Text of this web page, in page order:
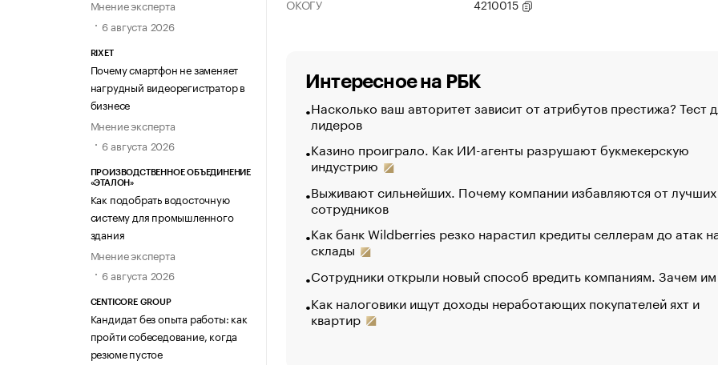
Мнение эксперта
6 августа 2026
RIXET
Почему смартфон не заменяет
нагрудный видеорегистратор в
бизнесе
Мнение эксперта
6 августа 2026
ПРОИЗВОДСТВЕННОЕ ОБЪЕДИНЕНИЕ
«ЭТАЛОН»
Как подобрать водосточную
систему для промышленного
здания
Мнение эксперта
6 августа 2026
CENTICORE GROUP
Кандидат без опыта работы: как
пройти собеседование, когда
резюме пустое
ОКОГУ
4210015
Интересное на РБК
Насколько ваш авторитет зависит от атрибутов престижа? Тест
лидеров
Казино проиграло. Как ИИ-агенты разрушают букмекерскую
индустрию
Выживают сильнейших. Почему компании избавляются от лучших
сотрудников
Как банк Wildberries резко нарастил кредиты селлерам до атак
склады
Сотрудники открыли новый способ вредить компаниям. Зачем
Как налоговики ищут доходы неработающих покупателей яхт и
квартир